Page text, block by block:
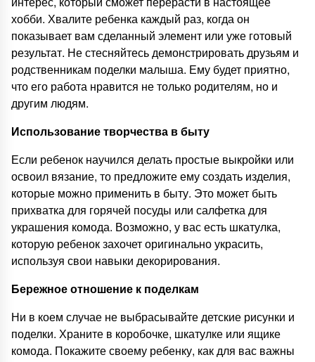
хобби. Хвалите ребенка каждый раз, когда он
показывает вам сделанный элемент или уже готовый
результат. Не стесняйтесь демонстрировать друзьям и
родственникам поделки малыша. Ему будет приятно,
что его работа нравится не только родителям, но и
другим людям.
Использование творчества в быту
Если ребенок научился делать простые выкройки или
освоил вязание, то предложите ему создать изделия,
которые можно применить в быту. Это может быть
прихватка для горячей посуды или салфетка для
украшения комода. Возможно, у вас есть шкатулка,
которую ребенок захочет оригинально украсить,
используя свои навыки декорирования.
Бережное отношение к поделкам
Ни в коем случае не выбрасывайте детские рисунки и
поделки. Храните в коробочке, шкатулке или ящике
комода. Покажите своему ребенку, как для вас важны